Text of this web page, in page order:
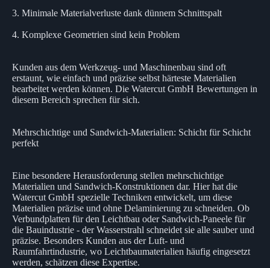
3. Minimale Materialverluste dank dünnem Schnittspalt
4. Komplexe Geometrien sind kein Problem
Kunden aus dem Werkzeug- und Maschinenbau sind oft
erstaunt, wie einfach und präzise selbst härteste Materialien
bearbeitet werden können. Die Watercut GmbH Bewertungen in
diesem Bereich sprechen für sich.
Mehrschichtige und Sandwich-Materialien: Schicht für Schicht
perfekt
Eine besondere Herausforderung stellen mehrschichtige
Materialien und Sandwich-Konstruktionen dar. Hier hat die
Watercut GmbH spezielle Techniken entwickelt, um diese
Materialien präzise und ohne Delaminierung zu schneiden. Ob
Verbundplatten für den Leichtbau oder Sandwich-Paneele für
die Bauindustrie - der Wasserstrahl schneidet sie alle sauber und
präzise. Besonders Kunden aus der Luft- und
Raumfahrtindustrie, wo Leichtbaumaterialien häufig eingesetzt
werden, schätzen diese Expertise.